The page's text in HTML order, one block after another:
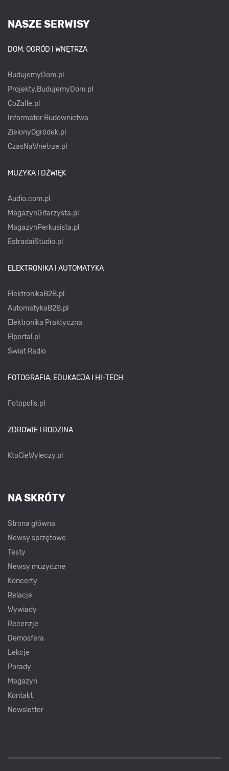
NASZE SERWISY
DOM, OGRÓD I WNĘTRZA
BudujemyDom.pl
Projekty.BudujemyDom.pl
CoZaIle.pl
Informator Budownictwa
ZielonyOgródek.pl
CzasNaWnetrze.pl
MUZYKA I DŹWIĘK
Audio.com.pl
MagazynGitarzysta.pl
MagazynPerkusista.pl
EstradaiStudio.pl
ELEKTRONIKA I AUTOMATYKA
ElektronikaB2B.pl
AutomatykaB2B.pl
Elektronika Praktyczna
Elportal.pl
Świat Radio
FOTOGRAFIA, EDUKACJA I HI-TECH
Fotopolis.pl
ZDROWIE I RODZINA
KtoCieWyleczy.pl
NA SKRÓTY
Strona główna
Newsy sprzętowe
Testy
Newsy muzyczne
Koncerty
Relacje
Wywiady
Recenzje
Demosfera
Lekcje
Porady
Magazyn
Kontakt
Newsletter